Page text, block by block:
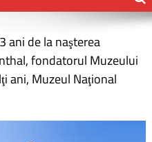
ani de la naşterea
fondatorul Muzeului
ani, Muzeul Naţional